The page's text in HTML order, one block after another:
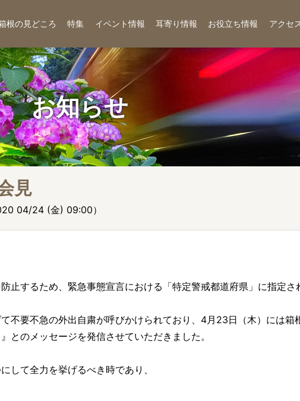
根の見どころ 特集 イベント情報 耳寄り情報 お役立ち情報 アクセ
お知らせ
見
04/24 (金) 09:00）
止するため、緊急事態宣言における「特定警戒都道府県」に指定さ
不要不急の外出自粛が呼びかけられており、4月23日（木）には箱
とのメッセージを発信させていただきました。
して全力を挙げるべき時であり、